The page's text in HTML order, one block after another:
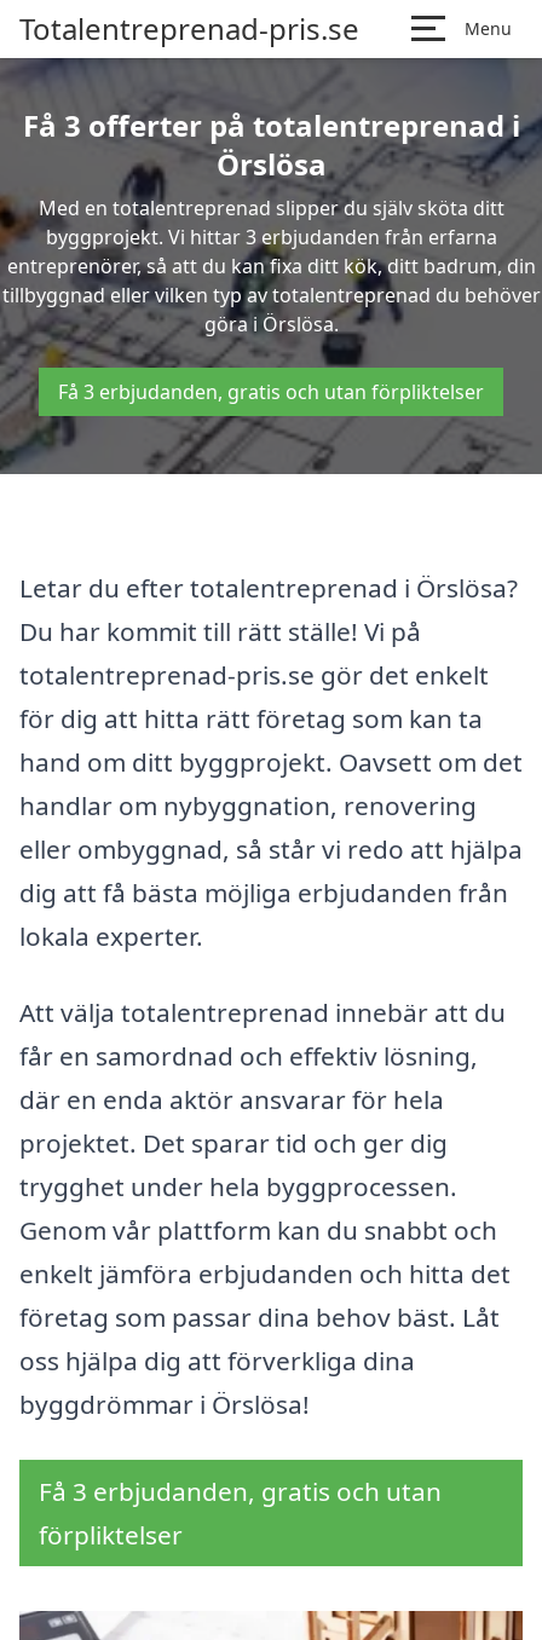
Totalentreprenad-pris.se Menu
Få 3 offerter på totalentreprenad i
Örslösa
Med en totalentreprenad slipper du själv sköta ditt
byggprojekt. Vi hittar 3 erbjudanden från erfarna
entreprenörer, så att du kan fixa ditt kök, ditt badrum, din
tillbyggnad eller vilken typ av totalentreprenad du behöver
göra i Örslösa.
Få 3 erbjudanden, gratis och utan förpliktelser
Letar du efter totalentreprenad i Örslösa?
Du har kommit till rätt ställe! Vi på
totalentreprenad-pris.se gör det enkelt
för dig att hitta rätt företag som kan ta
hand om ditt byggprojekt. Oavsett om det
handlar om nybyggnation, renovering
eller ombyggnad, så står vi redo att hjälpa
dig att få bästa möjliga erbjudanden från
lokala experter.
Att välja totalentreprenad innebär att du
får en samordnad och effektiv lösning,
där en enda aktör ansvarar för hela
projektet. Det sparar tid och ger dig
trygghet under hela byggprocessen.
Genom vår plattform kan du snabbt och
enkelt jämföra erbjudanden och hitta det
företag som passar dina behov bäst. Låt
oss hjälpa dig att förverkliga dina
byggdrömmar i Örslösa!
Få 3 erbjudanden, gratis och utan
förpliktelser